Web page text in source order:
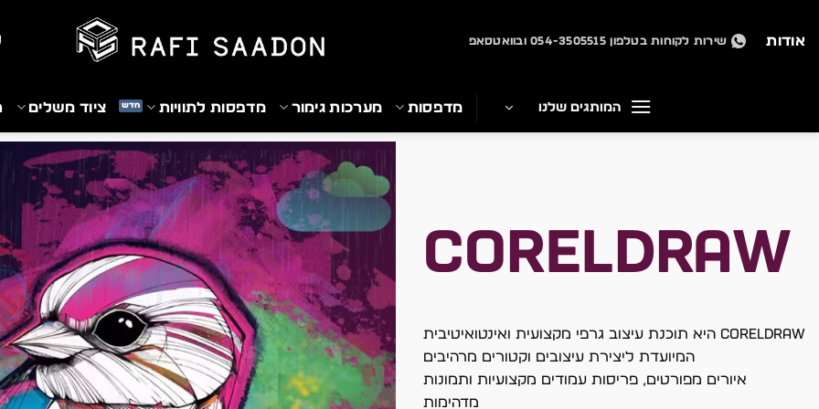
אודות שירות לקוחות בטלפון 054-3505515 ובוואטסאפ
המותגים שלנו מדפסות מערכות גימור מדפסות לתוויות ציוד משלים
CORELDRAW
CORELDRAW היא תוכנת עיצוב גרפי מקצועית ואינטואיטיבית
המיועדת ליצירת עיצובים וקטורים מרהיבים
איורים מפורטים, פריסות עמודים מקצועיות ותמונות
מדהימות